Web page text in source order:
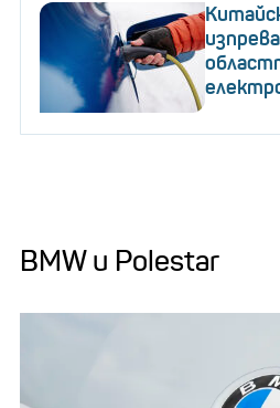
BMW и Polestar